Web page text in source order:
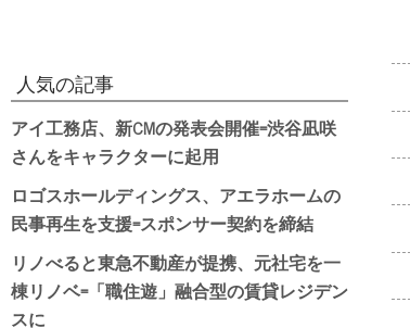
人気の記事
アイ工務店、新CMの発表会開催=渋谷凪咲
さんをキャラクターに起用
ロゴスホールディングス、アエラホームの
民事再生を支援=スポンサー契約を締結
リノべると東急不動産が提携、元社宅を一
棟リノベ=「職住遊」融合型の賃貸レジデン
スに